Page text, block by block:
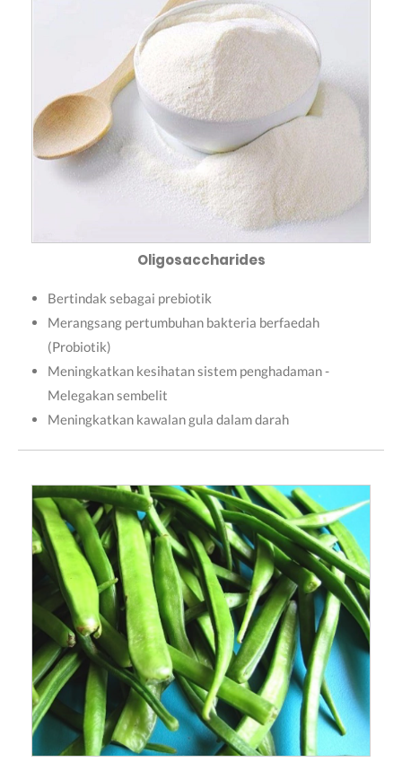
Oligosaccharides
Bertindak sebagai prebiotik
Merangsang pertumbuhan bakteria berfaedah
(Probiotik)
Meningkatkan kesihatan sistem penghadaman -
Melegakan sembelit
Meningkatkan kawalan gula dalam darah